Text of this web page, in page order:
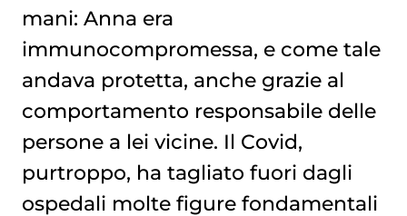
mani: Anna era
immunocompromessa, e come tale
andava protetta, anche grazie al
comportamento responsabile delle
persone a lei vicine. Il Covid,
purtroppo, ha tagliato fuori dagli
ospedali molte figure fondamentali